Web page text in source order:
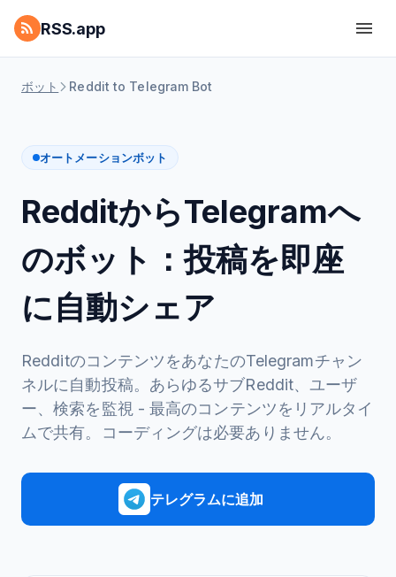
RSS.app
ボット Reddit to Telegram Bot
オートメーションボット
RedditからTelegramへ
のボット：投稿を即座
に自動シェア
RedditのコンテンツをあなたのTelegramチャン
ネルに自動投稿。あらゆるサブReddit、ユーザ
ー、検索を監視 - 最高のコンテンツをリアルタイ
ムで共有。コーディングは必要ありません。
テレグラムに追加